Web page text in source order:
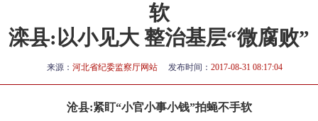
软
滦县:以小见大 整治基层“微腐败”
来源： 河北省纪委监察厅网站 发布时间： 2017-08-31 08:17:04
沧县:紧盯“小官小事小钱”拍蝇不手软